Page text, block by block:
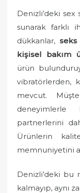
Denizli’deki
sunarak farklı
dükkanlar, seks
kişisel bakım
ürün
vibratörlerden,
mevcut.
partnerlerini
Ürünlerin
memnuniyetini
Denizli’deki bu
kalmayıp, aynı